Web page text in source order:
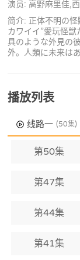
演员: 高野麻里佳,
简介: 正体不明の
カワイイ”愛玩怪
具のような外見の
外。人類に未来は
播放列表
线路一 (50集)
第50集
第47集
第44集
第41集